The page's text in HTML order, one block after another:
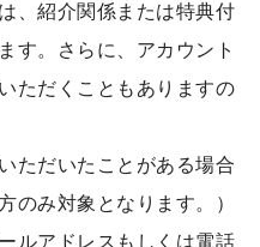
、紹介関係または特典付
す。さらに、アカウント
ただくこともありますの
ただいたことがある場合
のみ対象となります。）
ルアドレスもしくは電話